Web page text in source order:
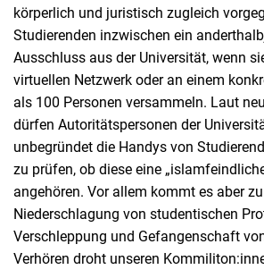
körperlich und juristisch zugleich
Studierenden inzwischen ein
Ausschluss aus der Universität, wenn
virtuellen Netzwerk oder an einem
als 100 Personen versammeln. Laut
dürfen Autoritätspersonen der
unbegründet die Handys von
zu prüfen, ob diese eine
angehören. Vor allem kommt es aber
Niederschlagung von studentischen
Verschleppung und Gefangenschaft
Verhören droht unseren